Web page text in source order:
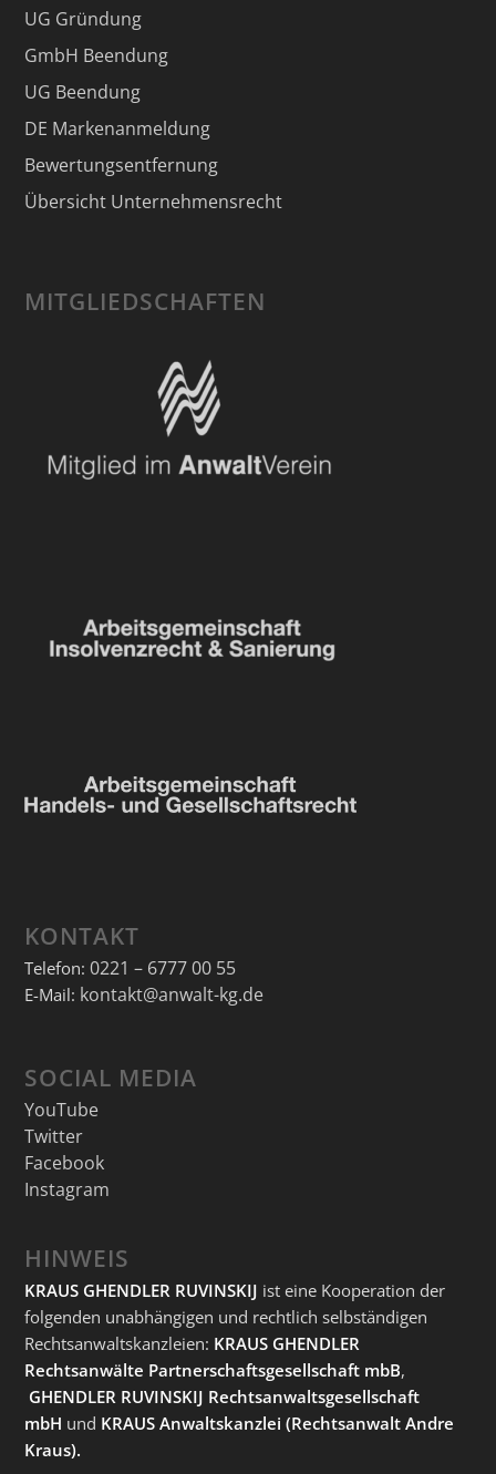
UG Gründung
GmbH Beendung
UG Beendung
DE Markenanmeldung
Bewertungsentfernung
Übersicht Unternehmensrecht
MITGLIEDSCHAFTEN
KONTAKT
Telefon: 0221 – 6777 00 55
E-Mail: kontakt@anwalt-kg.de
SOCIAL MEDIA
YouTube
Twitter
Facebook
Instagram
HINWEIS
KRAUS GHENDLER RUVINSKIJ ist eine Kooperation der
folgenden unabhängigen und rechtlich selbständigen
Rechtsanwaltskanzleien: KRAUS GHENDLER
Rechtsanwälte Partnerschaftsgesellschaft mbB,
GHENDLER RUVINSKIJ Rechtsanwaltsgesellschaft
mbH und KRAUS Anwaltskanzlei (Rechtsanwalt Andre
Kraus).